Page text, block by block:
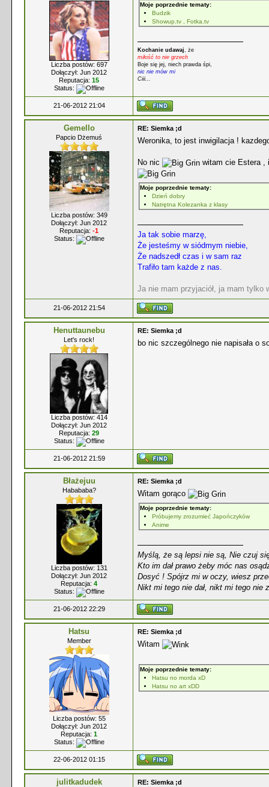
Liczba postów: 697
Dołączył: Jun 2012
Reputacja: 15
Status:
Moje poprzednie tematy:
Budzik
Showup.tv , Fotka.tv
Kochanie udawaj , że
miłość to nie grzech
Boje się jej, niech prawda śpi,
nic nie mów mi
Ciii...
21-06-2012 21:04
Gemello
Papcio Dżemuś
Liczba postów: 349
Dołączył: Jun 2012
Reputacja: -1
Status:
RE: Siemka ;d
Weronika, to jest inwigilacja !
No nic witam cie Estera ,
Moje poprzednie tematy:
Dzień dobry
Natrętna Kolezanka z klasy
Ja tak sobie marzę,
Że jesteśmy w siódmym niebie,
Że nadszedł czas i w sam raz
Trafiło tam każde z nas.
Ja nie mam przyjaciół, ja mam tylko
21-06-2012 21:54
Henuttaunebu
Let's rock!
Liczba postów: 414
Dołączył: Jun 2012
Reputacja: 29
Status:
RE: Siemka ;d
bo nic szczególnego nie napisała o
21-06-2012 21:59
Błażejuu
Habababa?
Liczba postów: 131
Dołączył: Jun 2012
Reputacja: 4
Status:
RE: Siemka ;d
Witam gorąco
Moje poprzednie tematy:
Próbujemy zrozumieć Japończyków
Anime
Myślą, że są lepsi nie są, Nie czuj
Kto im dał prawo żeby móc nas
Dosyć ! Spójrz mi w oczy, wiesz
Nikt mi tego nie dał, nikt mi tego nie
21-06-2012 22:29
Hatsu
Member
Liczba postów: 55
Dołączył: Jun 2012
Reputacja: 1
Status:
RE: Siemka ;d
Witam
Moje poprzednie tematy:
Hatsu no morda xD
Hatsu no art xDD
22-06-2012 01:15
julitkadudek RE: Siemka ;d